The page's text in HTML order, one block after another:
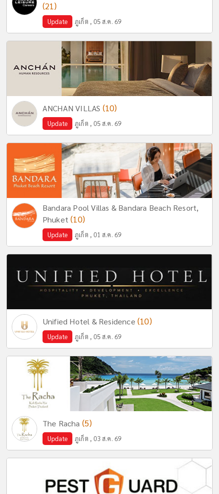
(21)
Update ภูเก็ต , 05 ส.ค. 69
ANCHAN VILLAS (10)
Update ภูเก็ต , 05 ส.ค. 69
Bandara Pool Villas & Bandara Beach Resort,
Phuket(10)
Update ภูเก็ต , 01 ส.ค. 69
Unified Hotel & Residence (10)
Update ภูเก็ต , 05 ส.ค. 69
The Racha (5)
Update ภูเก็ต , 03 ส.ค. 69